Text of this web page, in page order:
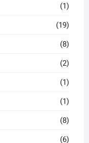
(1)
(19)
(8)
(2)
(1)
(1)
(8)
(6)